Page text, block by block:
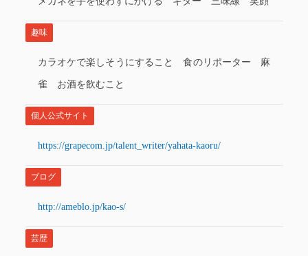
趣味
カラオケで楽しそうにすること 食のリポーター 麻
雀 お酒を飲むこと
個人公式サイト
https://grapecom.jp/talent_writer/yahata-kaoru/
ブログ
http://ameblo.jp/kao-s/
芸歴